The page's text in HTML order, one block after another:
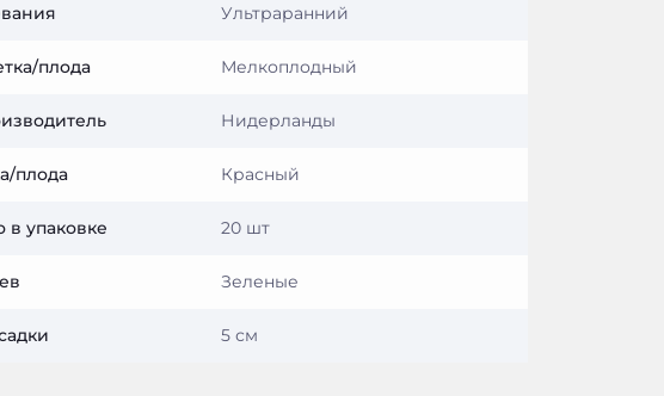
Ультраранний
плода Мелкоплодный
Нидерланды
плода Красный
в упаковке 20 шт
Зеленые
5 см